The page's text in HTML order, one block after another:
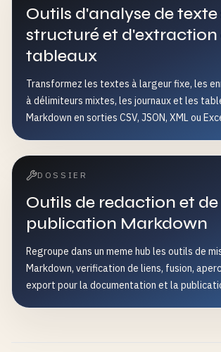
Outils d'analyse de
structuré et d'extraction
tableaux
Transformez les textes à largeur fixe, les
à délimiteurs mixtes, les journaux et les
Markdown en sorties CSV, JSON, XML ou
DOSSIER
Outils de redaction et de
publication Markdown
Regroupe dans un meme hub les outils de
Markdown, verification de liens, fusion,
export pour la documentation et la